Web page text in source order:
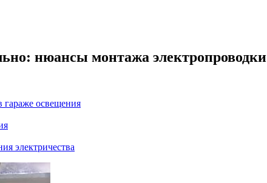
нюансы монтажа электропроводки
гараже освещения
электричества